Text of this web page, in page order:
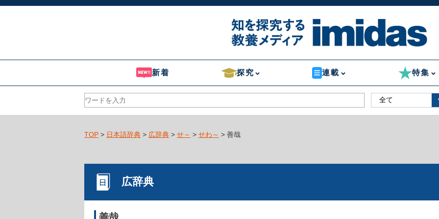
新着 探究 連載 特集
TOP > 日本語辞典 > 広辞典 > せ～ > せわ～ > 善哉
広辞典